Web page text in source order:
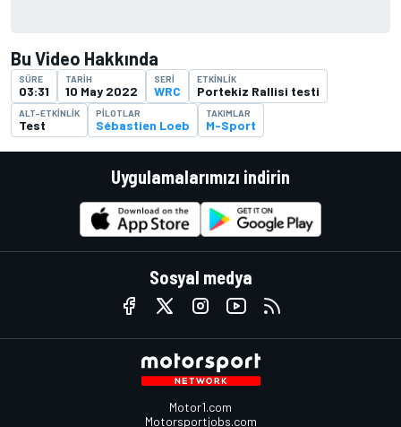
Bu Video Hakkında
SÜRE
03:31
TARIH
10 May 2022
SERI
WRC
ETKINLIK
Portekiz Rallisi testi
ALT-ETKINLIK
Test
PILOTLAR
Sébastien Loeb
TAKIMLAR
M-Sport
Uygulamalarımızı indirin
Sosyal medya
Motor1.com
Motorsportjobs.com